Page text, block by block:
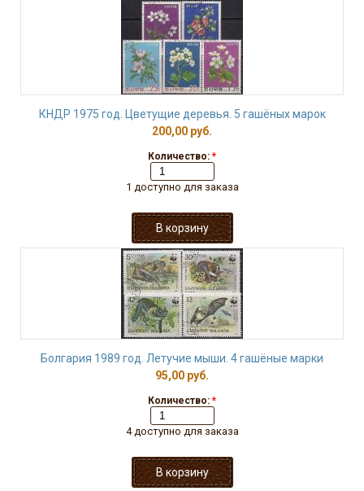
КНДР 1975 год. Цветущие деревья. 5 гашёных марок
200,00 руб.
Количество: *
1 доступно для заказа
Болгария 1989 год. Летучие мыши. 4 гашёные марки
95,00 руб.
Количество: *
4 доступно для заказа